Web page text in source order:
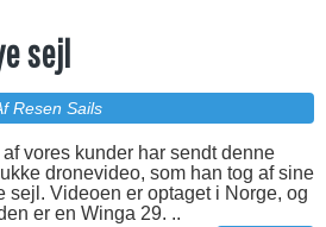
sejl
Resen Sails
af vores kunder har sendt denne
dronevideo, som han tog af sine
sejl. Videoen er optaget i Norge, og
er en Winga 29. ..